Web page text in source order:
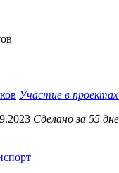
Участие в проектах
Сделано за 55